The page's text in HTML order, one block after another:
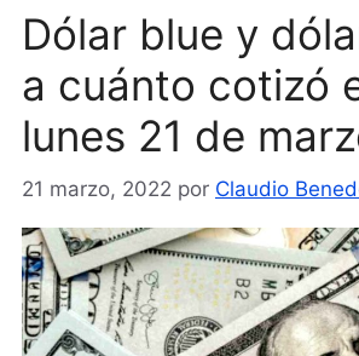
Dólar blue y
a cuánto cotizó
lunes 21 de
21 marzo, 2022 por Claudio